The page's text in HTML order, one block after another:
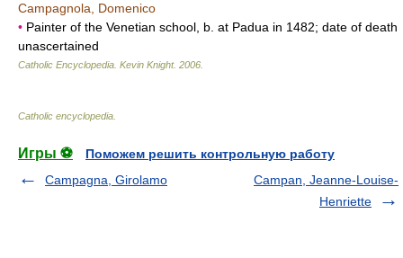
Campagnola, Domenico
• Painter of the Venetian school, b. at Padua in 1482; date of death
unascertained
Catholic Encyclopedia Kevin Knight. 2006
Catholic encyclopedia
Игры ⚽
Поможем решить контрольную работу
Campagna, Girolamo
Campan, Jeanne-Louise-
Henriette